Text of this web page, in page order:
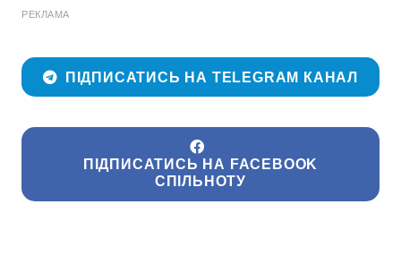
РЕКЛАМА
ПІДПИСАТИСЬ НА TELEGRAM КАНАЛ
ПІДПИСАТИСЬ НА FACEBOOK
СПІЛЬНОТУ